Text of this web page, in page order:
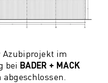
Azubiprojekt im
bei BADER + MACK